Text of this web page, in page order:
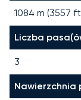
1084 m (3557
Liczba
3
Nawierzchnia